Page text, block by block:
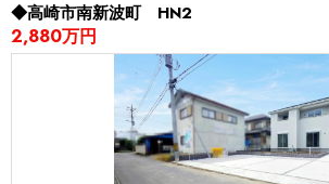
◆高崎市南新波町 HN2
2,880万円